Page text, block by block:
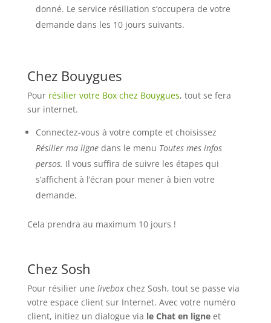
donné. Le service résiliation s’occupera de votre
demande dans les 10 jours suivants.
Chez Bouygues
Pour résilier votre Box chez Bouygues, tout se fera
sur internet.
Connectez-vous à votre compte et choisissez
Résilier ma lignedans le menu Toutes mes infos
persos. Il vous suffira de suivre les étapes qui
s’affichent à l’écran pour mener à bien votre
demande.
Cela prendra au maximum 10 jours !
Chez Sosh
Pour résilier une liveboxchez Sosh, tout se passe via
votre espace client sur Internet. Avec votre numéro
client, initiez un dialogue via le Chat en ligneet